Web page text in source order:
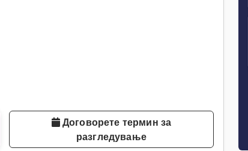
Договорете термин за
разгледување